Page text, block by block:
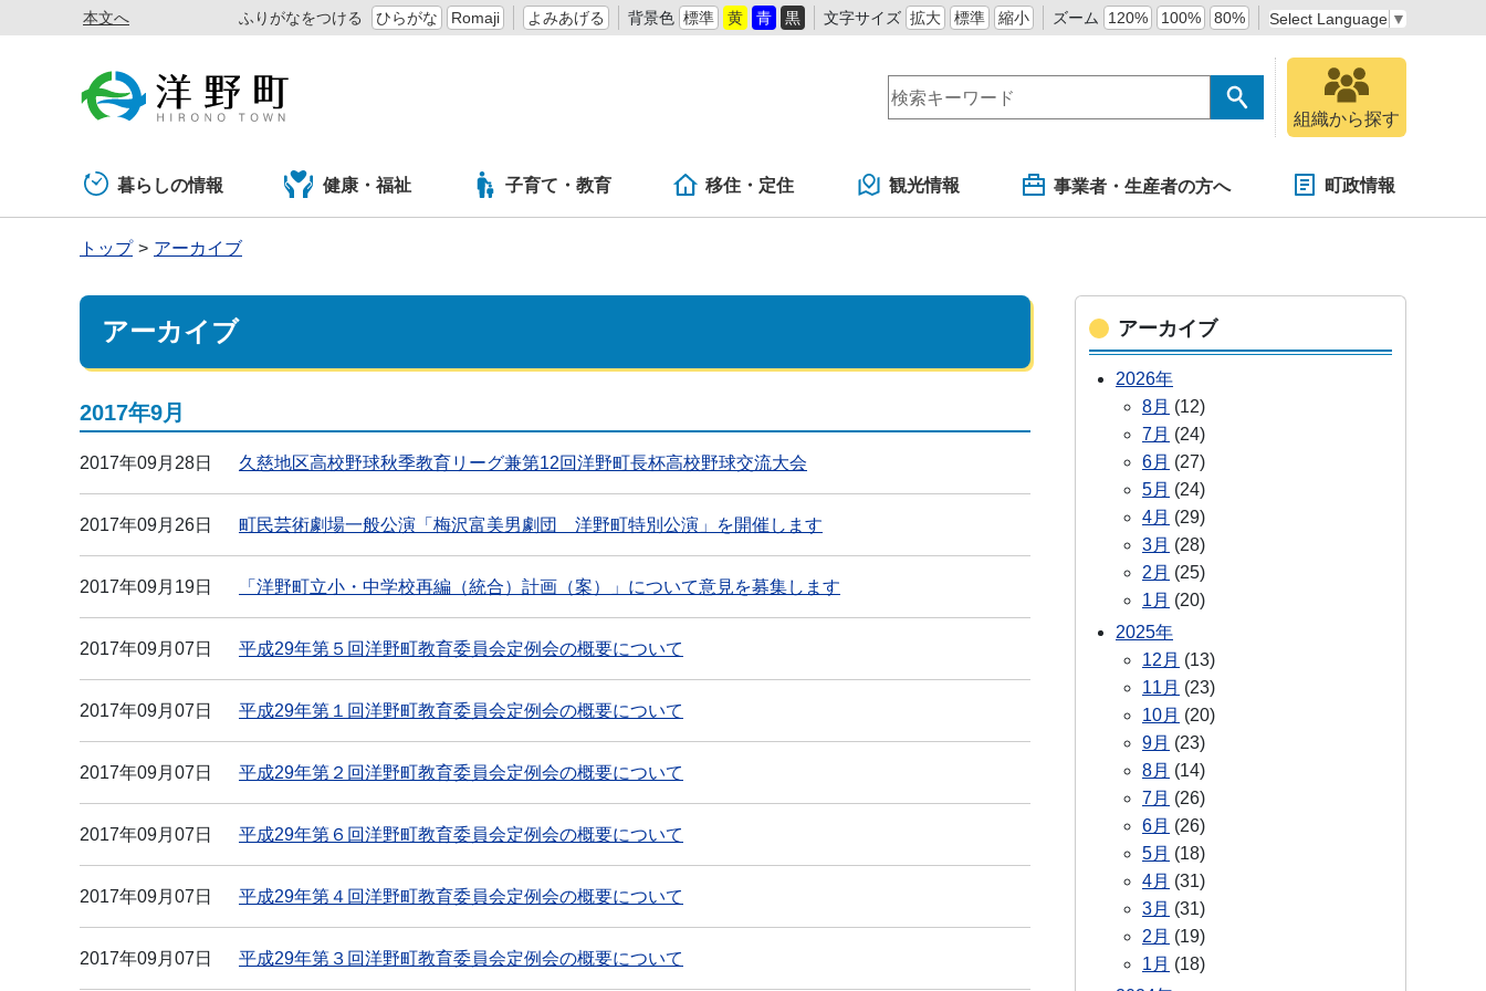
本文へ ふりがなをつける ひらがな Romaji よみあげる 背景色 標準 黄 青 黒 文字サイズ 拡大 標準 縮小 ズーム 120% 100% 80% Select Language ▼
組織から探す
暮らしの情報 健康・福祉 子育て・教育 移住・定住 観光情報 事業者・生産者の方へ 町政情報
トップ アーカイブ
アーカイブ
2017年9月
2017年09月28日 久慈地区高校野球秋季教育リーグ兼第12回洋野町長杯高校野球交流大会
2017年09月26日 町民芸術劇場一般公演「梅沢富美男劇団 洋野町特別公演」を開催します
2017年09月19日 「洋野町立小・中学校再編（統合）計画（案）」について意見を募集します
2017年09月07日 平成29年第５回洋野町教育委員会定例会の概要について
2017年09月07日 平成29年第１回洋野町教育委員会定例会の概要について
2017年09月07日 平成29年第２回洋野町教育委員会定例会の概要について
2017年09月07日 平成29年第６回洋野町教育委員会定例会の概要について
2017年09月07日 平成29年第４回洋野町教育委員会定例会の概要について
2017年09月07日 平成29年第３回洋野町教育委員会定例会の概要について
アーカイブ
2026年
8月 (12)
7月 (24)
6月 (27)
5月 (24)
4月 (29)
3月 (28)
2月 (25)
1月 (20)
2025年
12月 (13)
11月 (23)
10月 (20)
9月 (23)
8月 (14)
7月 (26)
6月 (26)
5月 (18)
4月 (31)
3月 (31)
2月 (19)
1月 (18)